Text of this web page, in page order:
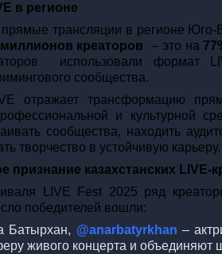
в регионе
трансляции в регионе
креаторов – это на
использовали формат
сообщества.
отражает трансформацию
и культурной
сообщества, находить
творчество в устойчивую карьеру.
признание казахстанских LIVE-
LIVE Fest 2025 ряд
победителей вошли:
Батырхан, @anarbatyrkhan –
живого концерта и объединяют